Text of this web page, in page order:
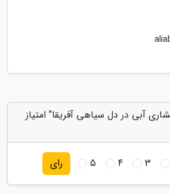
آبی در دل سیاهی آفریقا" امتیاز
3
4
5 رای